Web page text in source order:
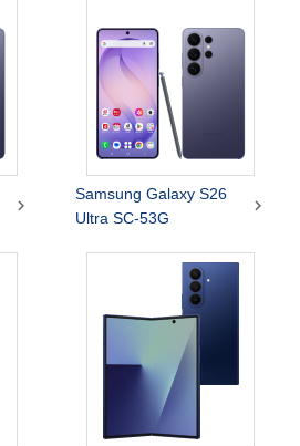

Samsung Galaxy S26
Ultra SC-53G
